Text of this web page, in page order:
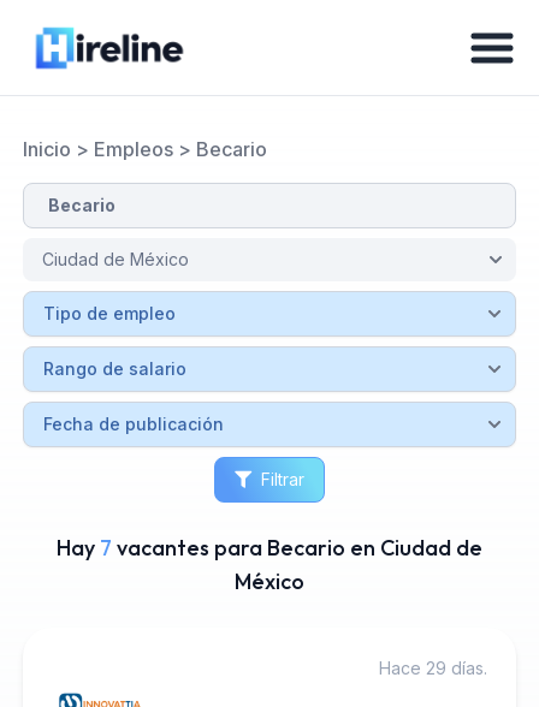
Inicio > Empleos> Becario
Filtrar
Hay 7 vacantes para Becario en Ciudad de
México
Hace 29 días.